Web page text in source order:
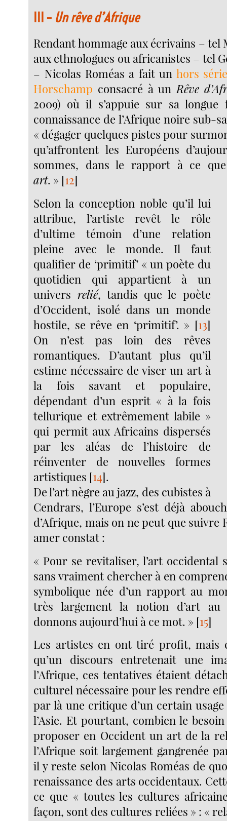
III – Un rêve d’Afrique
Rendant hommage aux écrivains – tel
aux ethnologues ou africanistes – tel
– Nicolas Roméas a fait un hors
Horschamp consacré à unRêve
2009) où il s’appuie sur sa longue
connaissance de l’Afrique noire sub-
« dégager quelques pistes pour
qu’affrontent les Européens
sommes, dans le rapport à ce
art. » [12]
Selon la conception noble qu’il lui
attribue, l’artiste revêt le rôle
d’ultime témoin d’une relation
pleine avec le monde. Il faut
qualifier de ‘primitif’ « un poète du
quotidien qui appartient à un
univers relié, tandis que le poète
d’Occident, isolé dans un monde
hostile, se rêve en ‘primitif’. » [13]
On n’est pas loin des rêves
romantiques. D’autant plus qu’il
estime nécessaire de viser un art à
la fois savant et populaire,
dépendant d’un esprit « à la fois
tellurique et extrêmement labile »
qui permit aux Africains dispersés
par les aléas de l’histoire de
réinventer de nouvelles formes
artistiques [14].
De l’art nègre au jazz, des cubistes à
Cendrars, l’Europe s’est déjà
d’Afrique, mais on ne peut que suivre
amer constat :
« Pour se revitaliser, l’art occidental
sans vraiment chercher à en
symbolique née d’un rapport au
très largement la notion d’art au
donnons aujourd’hui à ce mot. » [15]
Les artistes en ont tiré profit, mais
qu’un discours entretenait une
l’Afrique, ces tentatives étaient
culturel nécessaire pour les rendre
par là une critique d’un certain
l’Asie. Et pourtant, combien le
proposer en Occident un art de la
l’Afrique soit largement gangrenée
il y reste selon Nicolas Roméas de
renaissance des arts occidentaux.
ce que « toutes les cultures
façon, sont des cultures reliées » : «